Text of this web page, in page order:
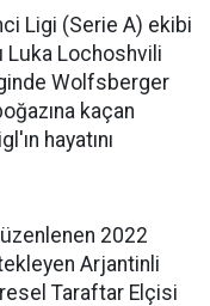
Ligi (Serie A) ekibi
Lochoshvili
Wolfsberger
kaçan
hayatını
2022
Arjantinli
Taraftar Elçisi